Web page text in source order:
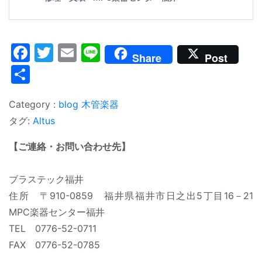
Facebook
Twitter
Email
LineShare Post
blog 木管楽器
タグ: Altus
【ご連絡・お問い合わせ先】
ブラステック福井
住所 〒910-0859 福井県福井市日之出5丁目16－21
MPC楽器センター福井
TEL 0776-52-0711
FAX 0776-52-0785